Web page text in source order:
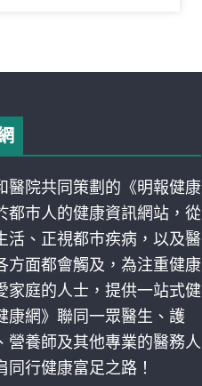
醫院共同策劃的《明報健康
都巿人的健康資訊網站，從
活、正視都巿疾病，以及醫
方面都會觸及，為注重健康
家庭的人士，提供一站式健
康網》聯同一眾醫生、護
營養師及其他專業的醫務人
同行健康富足之路！